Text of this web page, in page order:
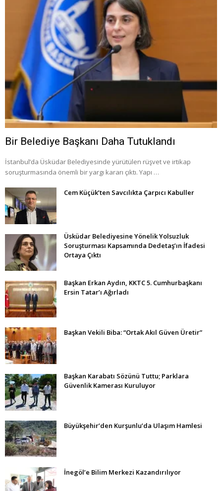
Bir Belediye Başkanı Daha Tutuklandı
İstanbul’da Üsküdar Belediyesinde yürütülen rüşvet ve irtikap
soruşturmasında önemli bir yargı kararı çıktı. Yapı …
Cem Küçük’ten Savcılıkta Çarpıcı Kabuller
Üsküdar Belediyesine Yönelik Yolsuzluk
Soruşturması Kapsamında Dedetaş’ın İfadesi
Ortaya Çıktı
Başkan Erkan Aydın, KKTC 5. Cumhurbaşkanı
Ersin Tatar’ı Ağırladı
Başkan Vekili Biba: “Ortak Akıl Güven Üretir”
Başkan Karabatı Sözünü Tuttu; Parklara
Güvenlik Kamerası Kuruluyor
Büyükşehir’den Kurşunlu’da Ulaşım Hamlesi
İnegöl’e Bilim Merkezi Kazandırılıyor